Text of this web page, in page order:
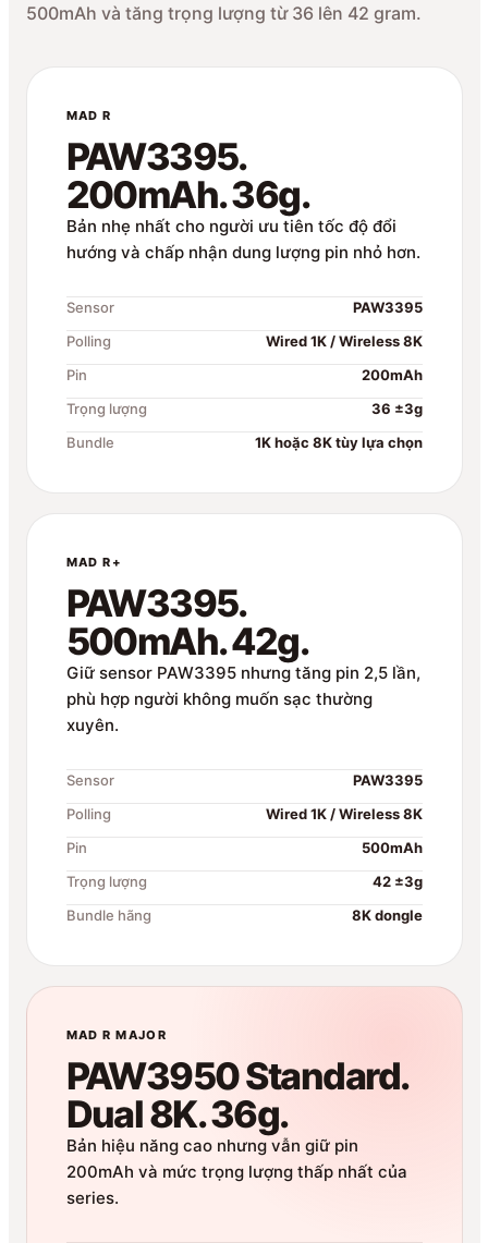
500mAh và tăng trọng lượng từ 36 lên 42 gram.
MAD R
PAW3395.
200mAh. 36g.
Bản nhẹ nhất cho người ưu tiên tốc độ đổi
hướng và chấp nhận dung lượng pin nhỏ hơn.
Sensor
PAW3395
Polling
Wired 1K / Wireless 8K
Pin
200mAh
Trọng lượng
36 ±3g
Bundle
1K hoặc 8K tùy lựa chọn
MAD R+
PAW3395.
500mAh. 42g.
Giữ sensor PAW3395 nhưng tăng pin 2,5 lần,
phù hợp người không muốn sạc thường
xuyên.
Sensor
PAW3395
Polling
Wired 1K / Wireless 8K
Pin
500mAh
Trọng lượng
42 ±3g
Bundle hãng
8K dongle
MAD R MAJOR
PAW3950 Standard.
Dual 8K. 36g.
Bản hiệu năng cao nhưng vẫn giữ pin
200mAh và mức trọng lượng thấp nhất của
series.